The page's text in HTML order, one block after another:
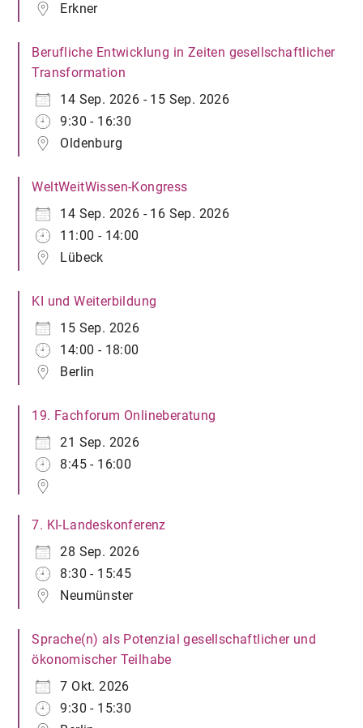
Erkner
Berufliche Entwicklung in Zeiten gesellschaftlicher
Transformation
14 Sep. 2026 - 15 Sep. 2026
9:30 - 16:30
Oldenburg
WeltWeitWissen-Kongress
14 Sep. 2026 - 16 Sep. 2026
11:00 - 14:00
Lübeck
KI und Weiterbildung
15 Sep. 2026
14:00 - 18:00
Berlin
19. Fachforum Onlineberatung
21 Sep. 2026
8:45 - 16:00
7. KI-Landeskonferenz
28 Sep. 2026
8:30 - 15:45
Neumünster
Sprache(n) als Potenzial gesellschaftlicher und
ökonomischer Teilhabe
7 Okt. 2026
9:30 - 15:30